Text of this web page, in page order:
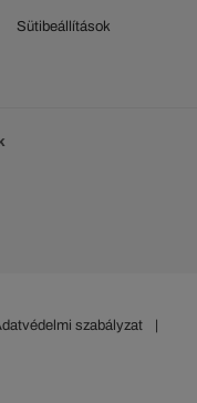
Sütibeállítások
szabályzat